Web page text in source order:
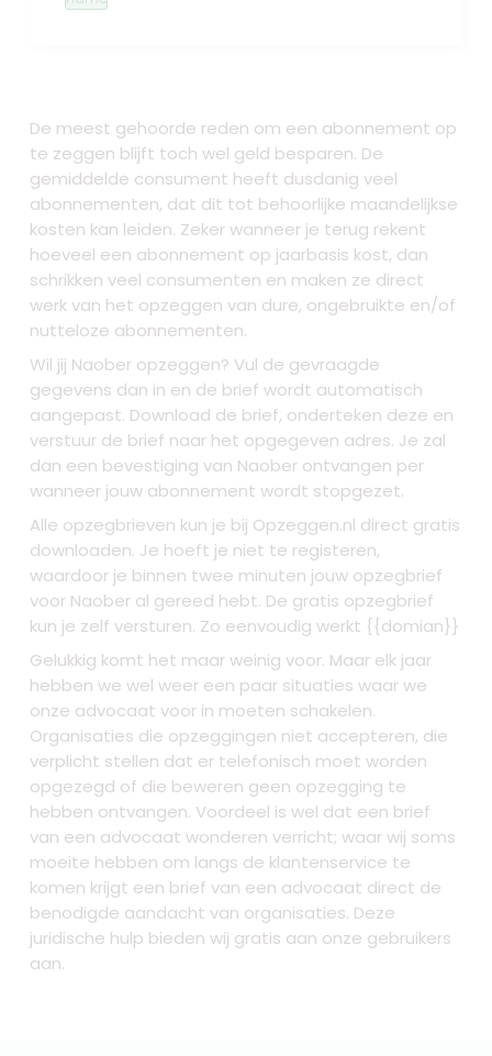
De meest gehoorde reden om een abonnement op
te zeggen blijft toch wel geld besparen. De
gemiddelde consument heeft dusdanig veel
abonnementen, dat dit tot behoorlijke maandelijkse
kosten kan leiden. Zeker wanneer je terug rekent
hoeveel een abonnement op jaarbasis kost, dan
schrikken veel consumenten en maken ze direct
werk van het opzeggen van dure, ongebruikte en/of
nutteloze abonnementen.
Wil jij Naober opzeggen? Vul de gevraagde
gegevens dan in en de brief wordt automatisch
aangepast. Download de brief, onderteken deze en
verstuur de brief naar het opgegeven adres. Je zal
dan een bevestiging van Naober ontvangen per
wanneer jouw abonnement wordt stopgezet.
Alle opzegbrieven kun je bij Opzeggen.nl direct gratis
downloaden. Je hoeft je niet te registeren,
waardoor je binnen twee minuten jouw opzegbrief
voor Naober al gereed hebt. De gratis opzegbrief
kun je zelf versturen. Zo eenvoudig werkt {{domian}}
Gelukkig komt het maar weinig voor. Maar elk jaar
hebben we wel weer een paar situaties waar we
onze advocaat voor in moeten schakelen.
Organisaties die opzeggingen niet accepteren, die
verplicht stellen dat er telefonisch moet worden
opgezegd of die beweren geen opzegging te
hebben ontvangen. Voordeel is wel dat een brief
van een advocaat wonderen verricht; waar wij soms
moeite hebben om langs de klantenservice te
komen krijgt een brief van een advocaat direct de
benodigde aandacht van organisaties. Deze
juridische hulp bieden wij gratis aan onze gebruikers
aan.